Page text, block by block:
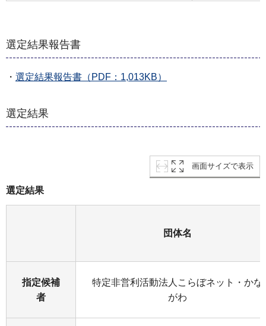
選定結果報告書
・ 選定結果報告書（PDF：1,013KB）
選定結果
画面サイズで表示
選定結果
団体名
指定候補
者
特定非営利活動法人こらぼネット・かな
がわ